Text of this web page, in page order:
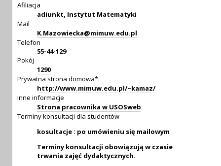
Afiliacja
adiunkt, Instytut Matematyki
Mail
K.Mazowiecka@mimuw.edu.pl
Telefon
55-44-129
Pokój
1290
Prywatna strona domowa*
http://www.mimuw.edu.pl/~kamaz/
Inne informacje
Strona pracownika w USOSweb
Terminy konsultacji dla studentów
kosultacje : po umówieniu się mailowym
Terminy konsultacji obowiązują w czasie
trwania zajęć dydaktycznych.